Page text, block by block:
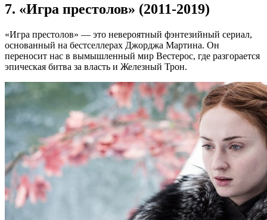
7. «Игра престолов» (2011-2019)
«Игра престолов» — это невероятный фэнтезийный сериал,
основанный на бестселлерах Джорджа Мартина. Он
переносит нас в вымышленный мир Вестерос, где разгорается
эпическая битва за власть и Железный Трон.